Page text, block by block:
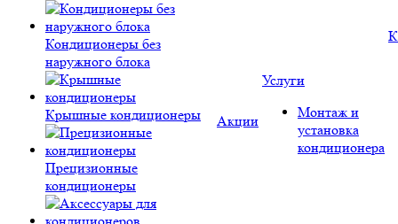
Кондиционеры без
наружного блока
Крышные кондиционеры
Прецизионные
кондиционеры
Акции
Услуги
Монтаж и
установка
кондиционера